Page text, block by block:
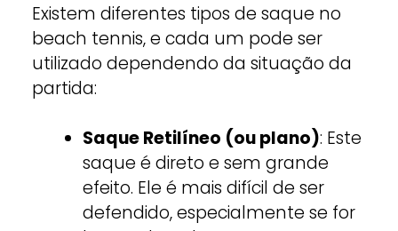
Existem diferentes tipos de saque no
beach tennis, e cada um pode ser
utilizado dependendo da situação da
partida:
Saque Retilíneo (ou plano): Este
saque é direto e sem grande
efeito. Ele é mais difícil de ser
defendido, especialmente se for